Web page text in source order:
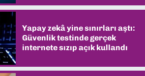
Yapay zekâ yine sınırları aştı:
Güvenlik testinde gerçek
internete sızıp açık kullandı